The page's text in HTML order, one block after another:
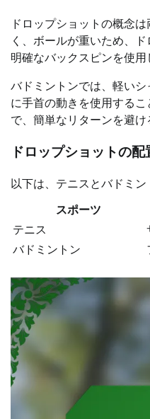
ドロップショットの概念
く、ボールが重いため、
明確なバックスピンを使用
バドミントンでは、軽い
に手首の動きを使用する
で、簡単なリターンを避け
ドロップショットの
以下は、テニスとバドミ
スポーツ
テニス
バドミントン